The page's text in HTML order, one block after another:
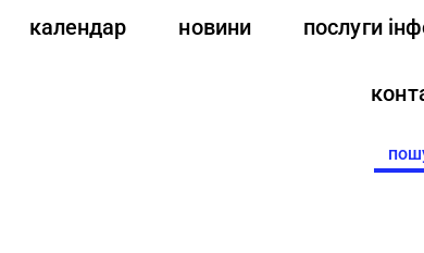
календар новини послуги
for: